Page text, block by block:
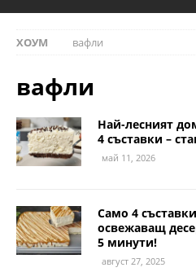
ХОУМ вафли
вафли
Най-лесният
4 съставки –
май 11, 2026
Само 4
освежаващ
5 минути!
август 27, 2025